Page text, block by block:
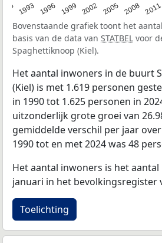
1993 1996 1999 2002 2005 2008 2011
Bovenstaande grafiek toont het
basis van de data van STATBEL voor
Spaghettiknoop (Kiel).
Het aantal inwoners in de buurt
(Kiel) is met 1.619 personen
in 1990 tot 1.625 personen in
uitzonderlijk grote groei van
gemiddelde verschil per jaar
1990 tot en met 2024 was 48
Het aantal inwoners is het aantal
januari in het bevolkingsregister
Toelichting